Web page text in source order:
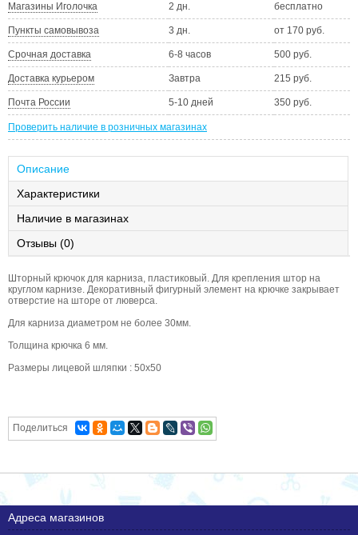
Магазины Иголочка 2 дн. бесплатно
Пункты самовывоза 3 дн. от 170 руб.
Срочная доставка 6-8 часов 500 руб.
Доставка курьером Завтра 215 руб.
Почта России 5-10 дней 350 руб.
Проверить наличие в розничных магазинах
Описание
Характеристики
Наличие в магазинах
Отзывы (0)
Шторный крючок для карниза, пластиковый. Для крепления штор на
круглом карнизе. Декоративный фигурный элемент на крючке закрывает
отверстие на шторе от люверса.
Для карниза диаметром не более 30мм.
Толщина крючка 6 мм.
Размеры лицевой шляпки : 50х50
Поделиться
Адреса магазинов